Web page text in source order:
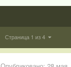
Страница 1 из 4